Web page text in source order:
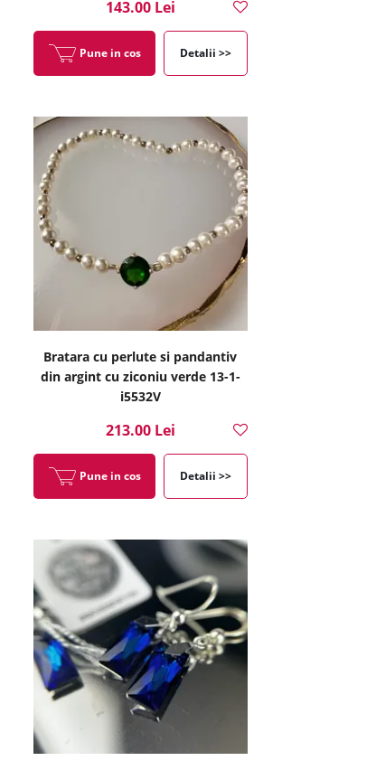
143.00 Lei
Pune in cos Detalii >>
Bratara cu perlute si pandantiv
din argint cu ziconiu verde 13-1-
i5532V
213.00 Lei
Pune in cos Detalii >>